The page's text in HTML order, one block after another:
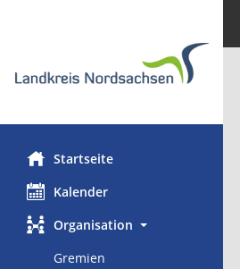
Startseite
Kalender
Organisation
Gremien